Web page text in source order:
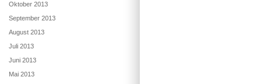
Oktober 2013
September 2013
August 2013
Juli 2013
Juni 2013
Mai 2013